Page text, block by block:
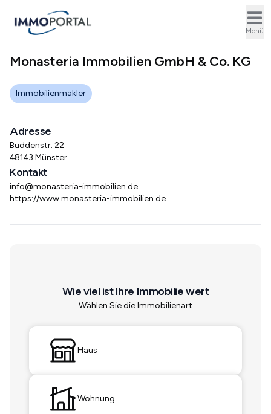
Menü
Monasteria Immobilien GmbH & Co. KG
Immobilienmakler
Adresse
Buddenstr. 22
48143 Münster
Kontakt
info@monasteria-immobilien.de
https://www.monasteria-immobilien.de
Wie viel ist Ihre Immobilie wert
Wählen Sie die Immobilienart
Haus
Wohnung